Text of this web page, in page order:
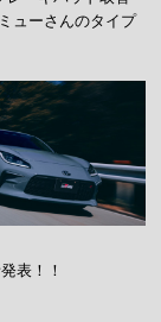
ューさんのタイプ
表！！